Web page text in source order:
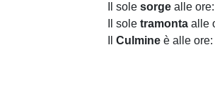
Il sole sorge alle ore:
Il sole tramonta alle
Culmine è alle ore: